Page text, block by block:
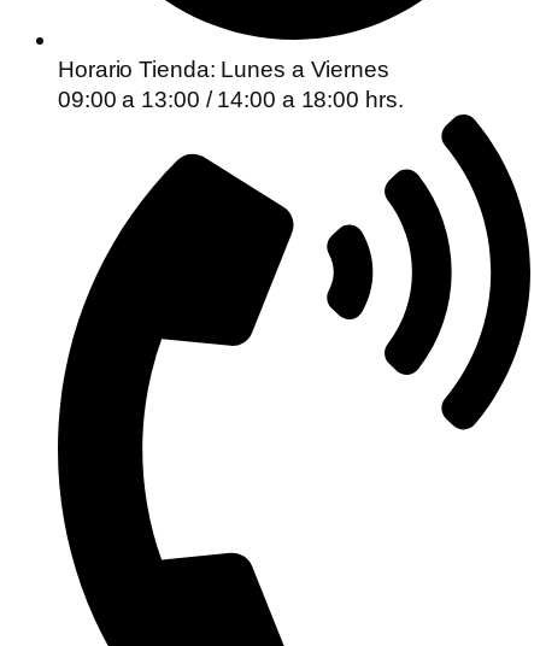
Horario Tienda: Lunes a Viernes
09:00 a 13:00 / 14:00 a 18:00 hrs.